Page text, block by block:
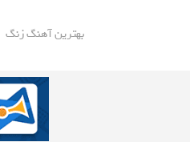
بهترین آهنگ زنگ